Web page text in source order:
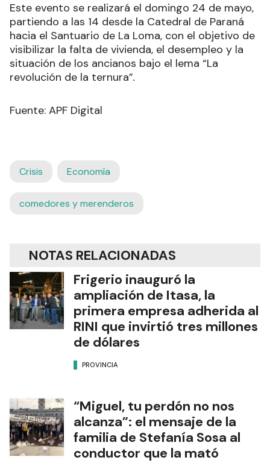
Este evento se realizará el domingo 24 de mayo,
partiendo a las 14 desde la Catedral de Paraná
hacia el Santuario de La Loma, con el objetivo de
visibilizar la falta de vivienda, el desempleo y la
situación de los ancianos bajo el lema “La
revolución de la ternura”.
Fuente: APF Digital
Crisis Economía
comedores y merenderos
NOTAS RELACIONADAS
Frigerio inauguró la
ampliación de Itasa, la
primera empresa adherida al
RINI que invirtió tres millones
de dólares
PROVINCIA
“Miguel, tu perdón no nos
alcanza”: el mensaje de la
familia de Stefanía Sosa al
conductor que la mató